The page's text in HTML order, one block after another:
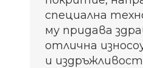
специална
му придава
отлична
и